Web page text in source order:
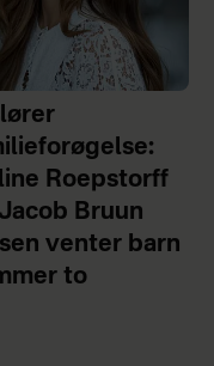
Roepstorff
Bruun
venter barn
to